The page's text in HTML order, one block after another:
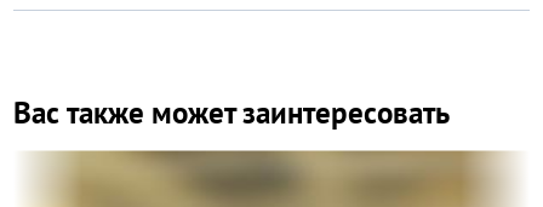
Вас также может заинтересовать